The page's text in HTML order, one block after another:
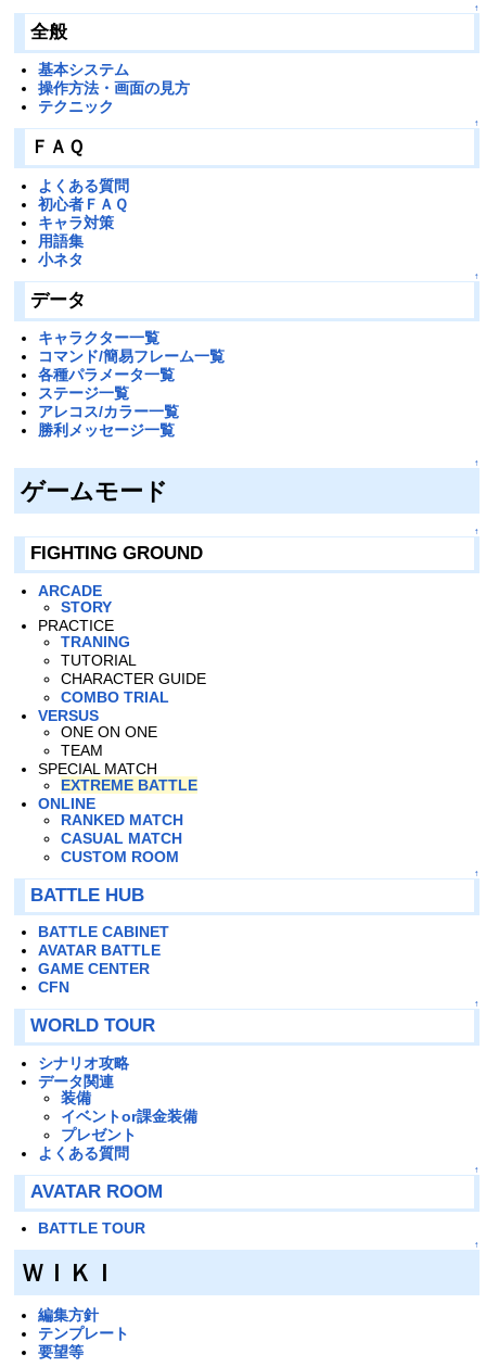
↑
全般
基本システム
操作方法・画面の見方
テクニック
↑
ＦＡＱ
よくある質問
初心者ＦＡＱ
キャラ対策
用語集
小ネタ
↑
データ
キャラクター一覧
コマンド/簡易フレーム一覧
各種パラメータ一覧
ステージ一覧
アレコス/カラー一覧
勝利メッセージ一覧
↑
ゲームモード
↑
FIGHTING GROUND
ARCADE
STORY
PRACTICE
TRANING
TUTORIAL
CHARACTER GUIDE
COMBO TRIAL
VERSUS
ONE ON ONE
TEAM
SPECIAL MATCH
EXTREME BATTLE
ONLINE
RANKED MATCH
CASUAL MATCH
CUSTOM ROOM
↑
BATTLE HUB
BATTLE CABINET
AVATAR BATTLE
GAME CENTER
CFN
↑
WORLD TOUR
シナリオ攻略
データ関連
装備
イベントor課金装備
プレゼント
よくある質問
↑
AVATAR ROOM
BATTLE TOUR
↑
ＷＩＫＩ
編集方針
テンプレート
要望等